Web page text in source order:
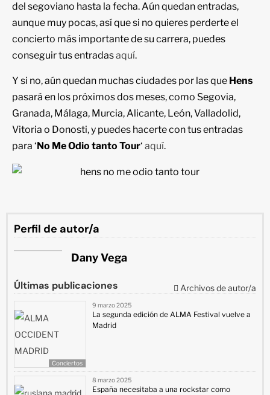
del segoviano hasta la fecha. Aún quedan entradas,
aunque muy pocas, así que si no quieres perderte el
concierto más importante de su carrera, puedes
conseguir tus entradasaquí.
Y si no, aún quedan muchas ciudades por las que Hens
pasará en los próximos dos meses, como Segovia,
Granada, Málaga, Murcia, Alicante, León, Valladolid,
Vitoria o Donosti, y puedes hacerte con tus entradas
para ‘No Me Odio tanto Tour‘ aquí.
Perfil de autor/a
Dany Vega
Últimas publicaciones Archivos de autor/a
Conciertos
9 marzo 2025
La segunda edición de ALMA Festival vuelve a
Madrid
8 marzo 2025
España necesitaba a una rockstar como